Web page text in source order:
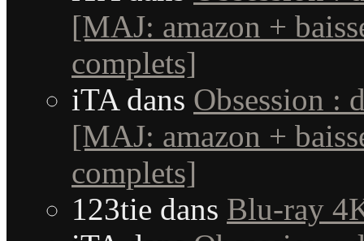
[MAJ: amazon +
complets]
iTAdans Obsession :
[MAJ: amazon +
complets]
123tie dans Blu-ray